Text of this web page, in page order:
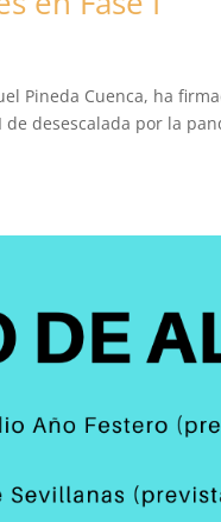
Pineda Cuenca, ha
desescalada por la